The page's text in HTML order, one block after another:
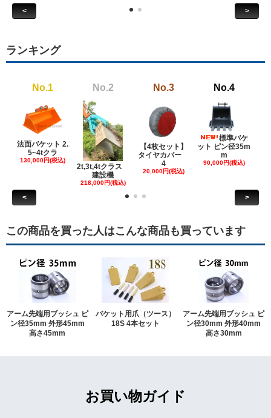
< >
ランキング
No.1
法面バケット 2.
5~4tクラ
130,000円(税込)
No.2
2t,3t,4tクラス
建設機
218,000円(税込)
No.3
【4枚セット】
タイヤカバー
4
20,000円(税込)
No.4
標準バケ
ット ピン径35m
m
90,000円(税込)
< >
この商品を買った人はこんな商品も買っています
アーム先端用ブッシュ ピ
ン径35mm 外形45mm
高さ45mm
バケット用爪（ツース）
18S 4本セット
アーム先端用ブッシュ ピ
ン径30mm 外形40mm
高さ30mm
お買い物ガイド